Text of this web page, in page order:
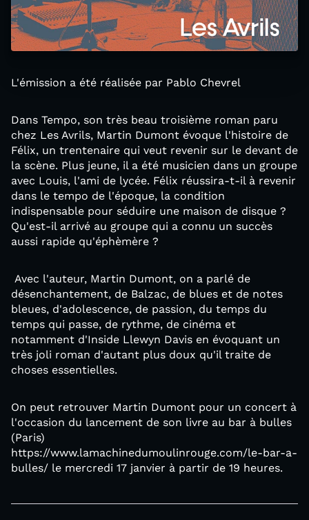
L'émission a été réalisée par Pablo Chevrel
Dans Tempo, son très beau troisième roman paru
chez Les Avrils, Martin Dumont évoque l'histoire de
Félix, un trentenaire qui veut revenir sur le devant de
la scène. Plus jeune, il a été musicien dans un groupe
avec Louis, l'ami de lycée. Félix réussira-t-il à revenir
dans le tempo de l'époque, la condition
indispensable pour séduire une maison de disque ?
Qu'est-il arrivé au groupe qui a connu un succès
aussi rapide qu'éphèmère ?
Avec l'auteur, Martin Dumont, on a parlé de
désenchantement, de Balzac, de blues et de notes
bleues, d'adolescence, de passion, du temps du
temps qui passe, de rythme, de cinéma et
notamment d'Inside Llewyn Davis en évoquant un
très joli roman d'autant plus doux qu'il traite de
choses essentielles.
On peut retrouver Martin Dumont pour un concert à
l'occasion du lancement de son livre au bar à bulles
(Paris)
https://www.lamachinedumoulinrouge.com/le-bar-a-
bulles/ le mercredi 17 janvier à partir de 19 heures.